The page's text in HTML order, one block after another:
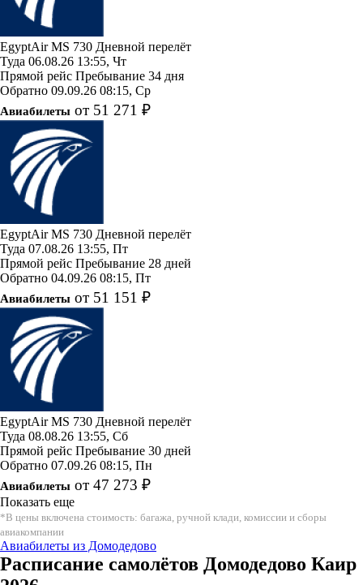
EgyptAirMS 730 Дневной перелёт
Туда 06.08.26 13:55, Чт
Прямой рейс Пребывание 34 дня
Обратно 09.09.26 08:15, Ср
Авиабилеты от 51 271 ₽
EgyptAirMS 730 Дневной перелёт
Туда 07.08.26 13:55, Пт
Прямой рейс Пребывание 28 дней
Обратно 04.09.26 08:15, Пт
Авиабилеты от 51 151 ₽
EgyptAirMS 730 Дневной перелёт
Туда 08.08.26 13:55, Сб
Прямой рейс Пребывание 30 дней
Обратно 07.09.26 08:15, Пн
Авиабилеты от 47 273 ₽
Показать еще
*В цены включена стоимость: багажа, ручной клади, комиссии и сборы
авиакомпании
Авиабилеты из Домодедово
Расписание самолётов Домодедово Каир